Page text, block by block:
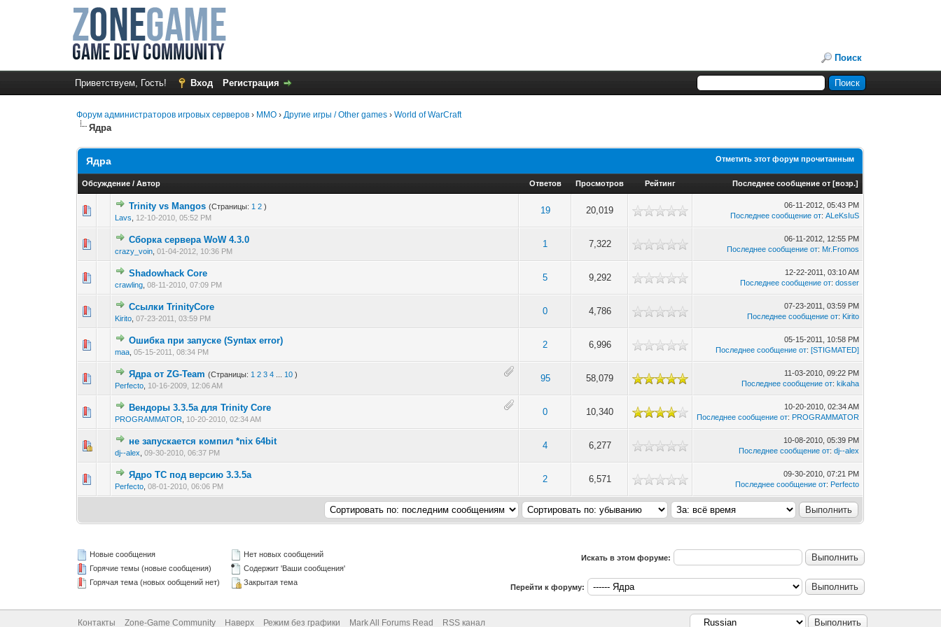
Поиск
Приветствуем, Гость! Вход Регистрация
Форум администраторов игровых серверов › MMO ›Другие игры / Other games ›World of WarCraft
Ядра
Отметить этот форум прочитанным
Ядра
Обсуждение /Автор Ответов Просмотров Рейтинг Последнее сообщение от [возр.]
Trinity vs Mangos (Страницы: 1 2 )
Lavs
12-10-2010, 05:52 PM
19 20,019
0 голос(ов) - 0 из 5 в среднем
06-11-2012, 05:43 PM
Последнее сообщение от:ALeKsIuS
Сборка сервера WoW 4.3.0
crazy_voin ,01-04-2012, 10:36 PM
1 7,322
0 голос(ов) - 0 из 5 в среднем
06-11-2012, 12:55 PM
Последнее сообщение от: Mr.Fromos
Shadowhack Core
crawling ,08-11-2010, 07:09 PM
5 9,292
12-22-2011, 03:10 AM
Последнее сообщение от:dosser
Ссылки TrinityCore
Kirito ,07-23-2011, 03:59 PM
0 4,786
07-23-2011, 03:59 PM
Последнее сообщение от: Kirito
Ошибка при запуске (Syntax error)
maa ,05-15-2011, 08:34 PM
2 6,996
0 голос(ов) - 0 из 5 в среднем
05-15-2011, 10:58 PM
Последнее сообщение от:[STIGMATED]
Ядра от ZG-Team (Страницы: 1 2 3 4 10 )
Perfecto 10-16-2009, 12:06 AM
95 58,079
1 голос(ов) - 5 из 5 в среднем
123
11-03-2010, 09:22 PM
Последнее сообщение от:kikaha
Вендоры 3.3.5a для Trinity Core
PROGRAMMATOR 10-20-2010, 02:34 AM
0 10,340
1 голос(ов) - 4 из 5 в среднем
10-20-2010, 02:34 AM
Последнее сообщение от: PROGRAMMATOR
не запускается компил *nix 64bit
dj--alex ,09-30-2010, 06:37 PM
4 6,277
0 голос(ов) - 0 из 5 в среднем
10-08-2010, 05:39 PM
Последнее сообщение от:dj--alex
Ядро TC под версию 3.3.5а
Perfecto ,08-01-2010, 06:06 PM
2 6,571
0 голос(ов) - 0 из 5 в среднем
09-30-2010, 07:21 PM
Последнее сообщение от: Perfecto
Новые сообщения
Горячие темы (новые сообщения)
Горячая тема (новых ообщений нет)
Нет новых сообщений
Содержит 'Ваши сообщения'
Закрытая тема
Искать в этом форуме:
Перейти к форуму:
Контакты Zone-Game Community Наверх Режим без графики Mark All Forums Read RSS канал